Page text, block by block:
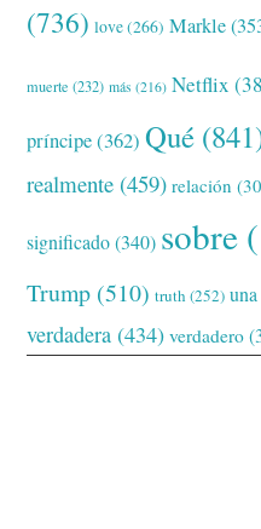
(736) love(266) Markle
muerte (232) más (216) Netflix
príncipe(362) Qué
realmente (459) relación
significado(340) sobre
Trump (510) truth (252) una
verdadera (434) verdadero